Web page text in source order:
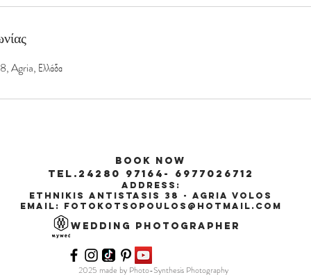
Agria, Ελλάδα
Book Now
tel.24280 97164- 6977026712
Address:
ethnikis antistasis 38 - agria volos
Email: fotokotsopoulos@hotmail.com
wedding Photographer
2025 made by Photo-Synthesis Photography